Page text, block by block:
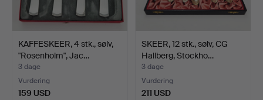
KAFFESKEER, 4 stk., sølv,
"Rosenholm", Jac…
3 dage
Vurdering
159 USD
SKEER, 12 stk., sølv, CG
Hallberg, Stockho…
3 dage
Vurdering
211 USD